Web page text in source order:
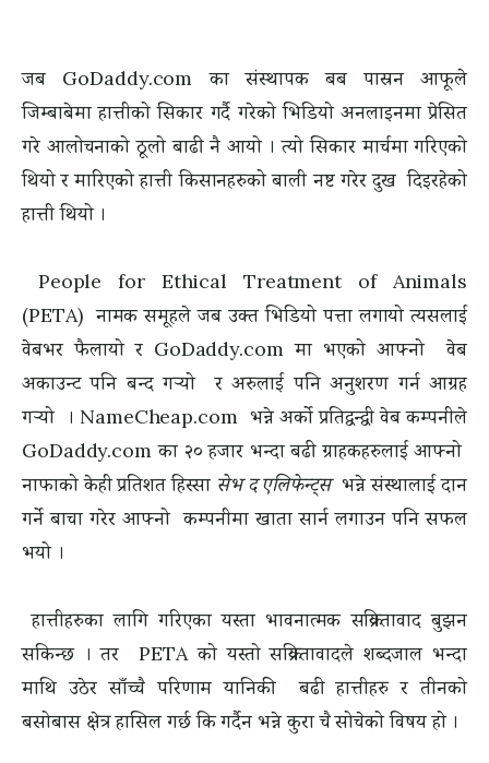
जब GoDaddy.com का संस्थापक बब पास्रन आफूले
जिम्बाबेमा हात्तीको सिकार गर्दै गरेको भिडियो अनलाइनमा प्रेसित
गरे आलोचनाको ठूलो बाढी नै आयो । त्यो सिकार मार्चमा गरिएको
थियो र मारिएको हात्ती किसानहरुको बाली नष्ट गरेर दुख दिइरहेको
हात्ती थियो ।
People for Ethical Treatment of Animals
(PETA) नामक समूहले जब उक्त भिडियो पत्ता लगायो त्यसलाई
वेबभर फैलायो र GoDaddy.com मा भएको आफ्नो वेब
अकाउन्ट पनि बन्द गर्‍यो र अरुलाई पनि अनुशरण गर्न आग्रह
गर्‍यो । NameCheap.com भन्ने अर्को प्रतिद्वन्द्वी वेब कम्पनीले
GoDaddy.com का २० हजार भन्दा बढी ग्राहकहरुलाई आफ्नो
नाफाको केही प्रतिशत हिस्सा सेभ द एलिफेन्ट्सभन्ने संस्थालाई दान
गर्ने बाचा गरेर आफ्नो कम्पनीमा खाता सार्न लगाउन पनि सफल
भयो ।
हात्तीहरुका लागि गरिएका यस्ता भावनात्मकसक्रियतावाद बुझन
सकिन्छ । तर PETA को यस्तोसक्रियतावादले शब्दजाल भन्दा
माथि उठेर साँच्चै परिणाम यानिकी बढी हात्तीहरु र तीनको
बसोबास क्षेत्र हासिल गर्छ कि गर्दैन भन्ने कुरा चै सोचेको विषय हो ।